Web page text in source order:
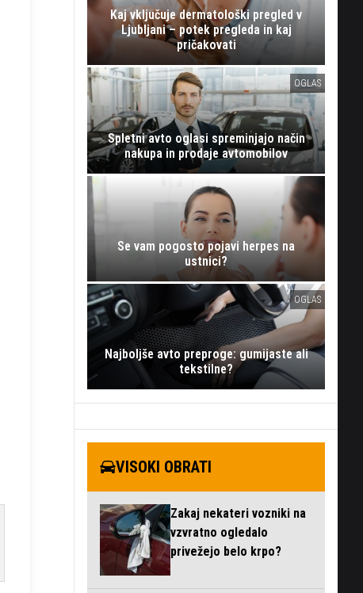
Kaj vključuje dermatološki pregled v
Ljubljani – potek pregleda in kaj
pričakovati
OGLAS
Spletni avto oglasi spreminjajo način
nakupa in prodaje avtomobilov
Se vam pogosto pojavi herpes na
ustnici?
OGLAS
Najboljše avto preproge: gumijaste ali
tekstilne?
VISOKI OBRATI
Zakaj nekateri vozniki na
vzvratno ogledalo
privežejo belo krpo?